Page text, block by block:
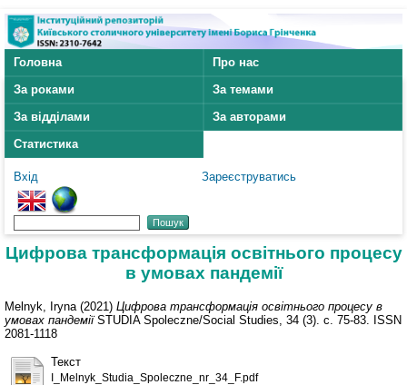
Головна
Про нас
За роками
За темами
За відділами
За авторами
Статистика
Вхід Зареєструватись
Цифрова трансформація освітнього процесу
в умовах пандемії
Melnyk, Iryna (2021) Цифрова трансформація освітнього процесу в
умовах пандеміїSTUDIA Spoleczne/Social Studies, 34 (3). с. 75-83. ISSN
2081-1118
Текст
I_Melnyk_Studia_Spoleczne_nr_34_F.pdf